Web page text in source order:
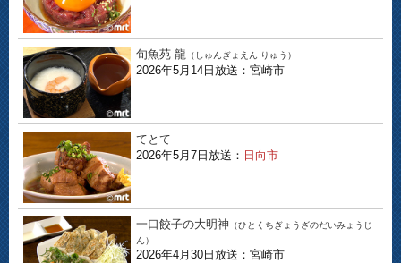
旬魚苑 龍 （しゅんぎょえん りゅう）
2026年5月14日放送：宮崎市
てとて
2026年5月7日放送： 日向市
一口餃子の大明神 （ひとくちぎょうざのだいみょうじ
ん）
2026年4月30日放送：宮崎市